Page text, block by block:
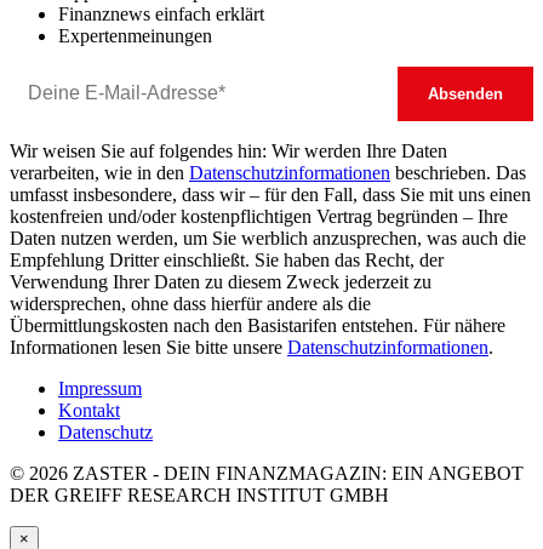
Finanznews einfach erklärt
Expertenmeinungen
Wir weisen Sie auf folgendes hin: Wir werden Ihre Daten
verarbeiten, wie in den Datenschutzinformationen beschrieben. Das
umfasst insbesondere, dass wir – für den Fall, dass Sie mit uns einen
kostenfreien und/oder kostenpflichtigen Vertrag begründen – Ihre
Daten nutzen werden, um Sie werblich anzusprechen, was auch die
Empfehlung Dritter einschließt. Sie haben das Recht, der
Verwendung Ihrer Daten zu diesem Zweck jederzeit zu
widersprechen, ohne dass hierfür andere als die
Übermittlungskosten nach den Basistarifen entstehen. Für nähere
Informationen lesen Sie bitte unsere Datenschutzinformationen.
Impressum
Kontakt
Datenschutz
© 2026 ZASTER - DEIN FINANZMAGAZIN: EIN ANGEBOT
DER GREIFF RESEARCH INSTITUT GMBH
×